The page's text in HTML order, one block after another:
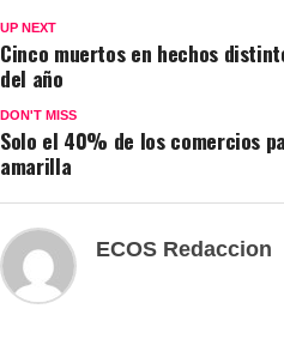
UP NEXT
Cinco muertos en hechos
del año
DON'T MISS
Solo el 40% de los comercios
amarilla
ECOS Redaccion